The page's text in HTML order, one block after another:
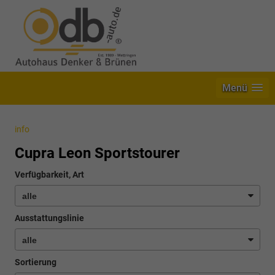
Menü
info
Cupra Leon Sportstourer
Verfügbarkeit, Art
Ausstattungslinie
Sortierung